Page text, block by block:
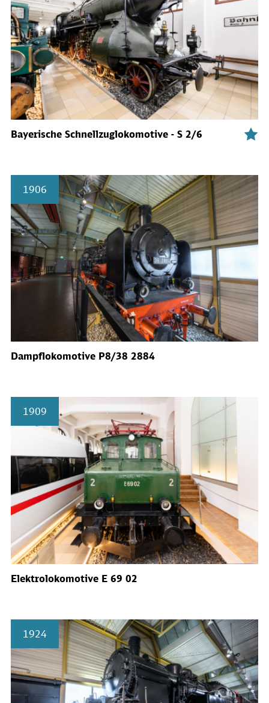
Bayerische Schnellzuglokomotive - S 2/6
1906
Dampflokomotive P8/38 2884
1909
Elektrolokomotive E 69 02
1924